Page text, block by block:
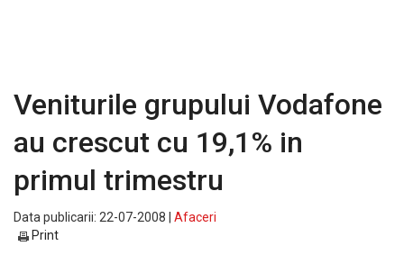
Veniturile grupului Vodafone
au crescut cu 19,1% in
primul trimestru
Data publicarii: 22-07-2008 | Afaceri
Print